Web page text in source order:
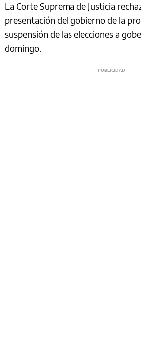
La Corte Suprema de Justicia
presentación del gobierno de la
suspensión de las elecciones a
domingo.